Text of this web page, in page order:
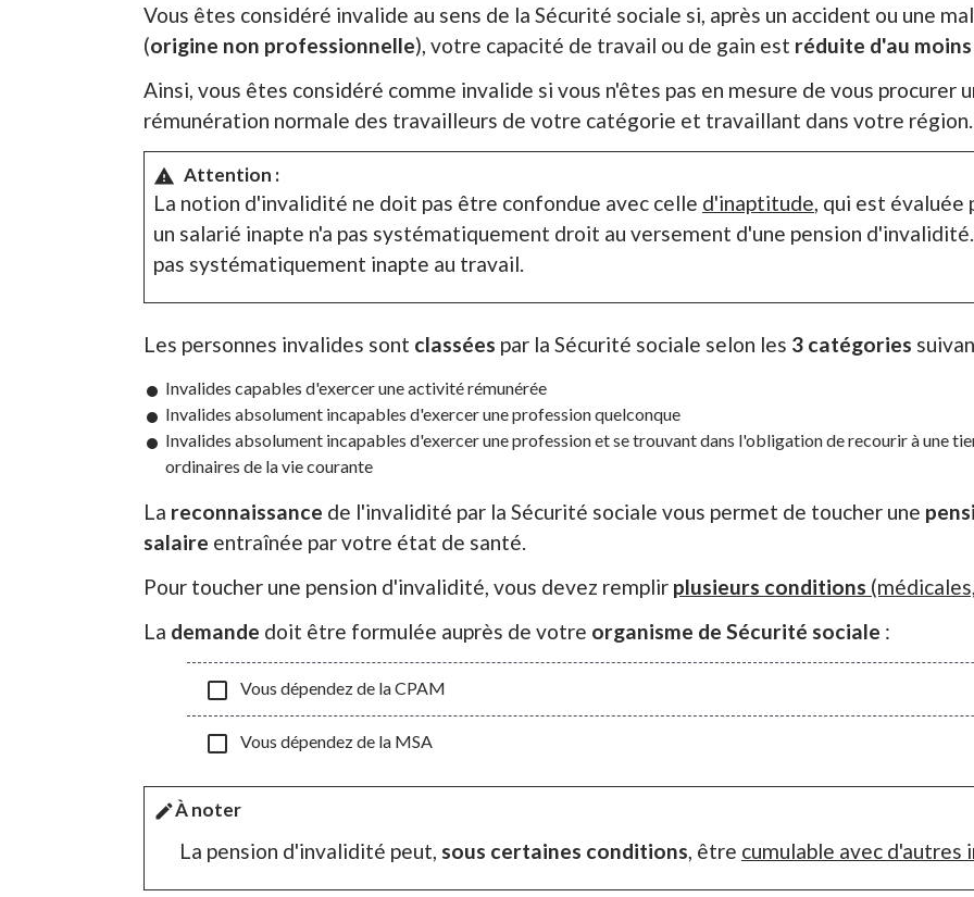
Vous êtes considéré invalide au sens de la Sécurité sociale si, après un accident ou une
(origine non professionnelle), votre capacité de travail ou de gain est réduite d'au
Ainsi, vous êtes considéré comme invalide si vous n'êtes pas en mesure de vous procurer
rémunération normale des travailleurs de votre catégorie et travaillant dans votre région.
warning Attention :
La notion d'invalidité ne doit pas être confondue avec celle d'inaptitude, qui est évaluée
un salarié inapte n'a pas systématiquement droit au versement d'une pension
pas systématiquement inapte au travail.
Les personnes invalides sont classées par la Sécurité sociale selon les 3 catégories
Invalides capables d'exercer une activité rémunérée
Invalides absolument incapables d'exercer une profession quelconque
Invalides absolument incapables d'exercer une profession et se trouvant dans l'obligation de recourir à une
ordinaires de la vie courante
La reconnaissance de l'invalidité par la Sécurité sociale vous permet de toucher une
salaire entraînée par votre état de santé.
Pour toucher une pension d'invalidité, vous devez remplir plusieurs conditions
La demande doit être formulée auprès de votre organisme de Sécurité sociale :
check_box_outline_blank Vous dépendez de la CPAM
check_box_outline_blank Vous dépendez de la MSA
editÀ noter
La pension d'invalidité peut, sous certaines conditions, être cumulable avec